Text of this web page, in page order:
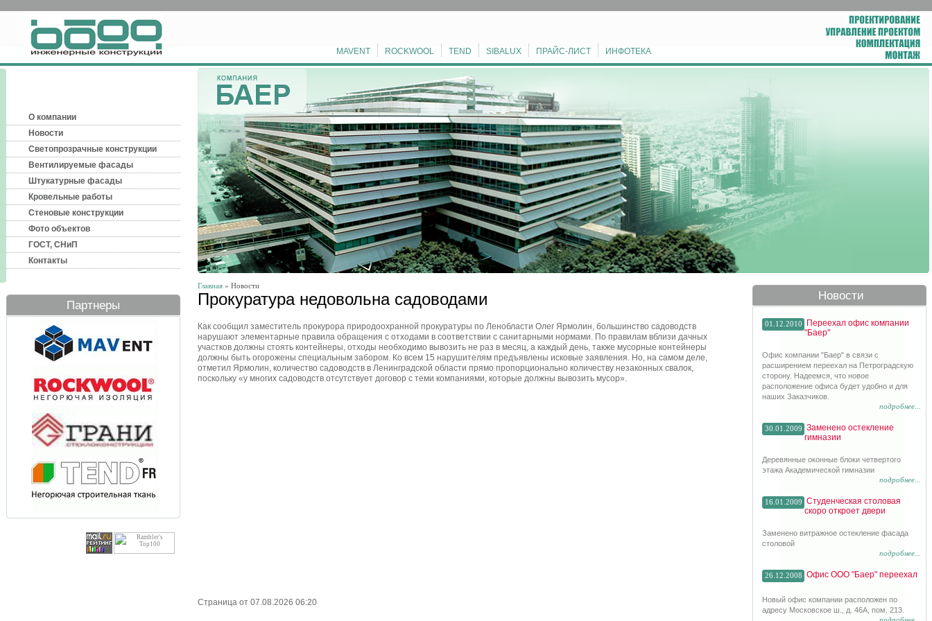
MAVENT ROCKWOOL TEND SIBALUX ПРАЙС-ЛИСТ ИНФОТЕКА
О компании
Новости
Светопрозрачные конструкции
Вентилируемые фасады
Штукатурные фасады
Кровельные работы
Стеновые конструкции
Фото объектов
ГОСТ, СНиП
Контакты
Партнеры
Главная » Новости
Прокуратура недовольна садоводами
Как сообщил заместитель прокурора природоохранной прокуратуры по Ленобласти Олег Ярмолин, большинство садоводств
нарушают элементарные правила обращения с отходами в соответствии с санитарными нормами. По правилам вблизи дачных
участков должны стоять контейнеры, отходы необходимо вывозить не раз в месяц, а каждый день, также мусорные контейнеры
должны быть огорожены специальным забором. Ко всем 15 нарушителям предъявлены исковые заявления. Но, на самом деле,
отметил Ярмолин, количество садоводств в Ленинградской области прямо пропорционально количеству незаконных свалок,
поскольку «у многих садоводств отсутствует договор с теми компаниями, которые должны вывозить мусор».
Страница от 07.08.2026 06:20
Новости
01.12.2010
Переехал офис компании
"Баер"
Офис компании "Баер" в связи с
расширением переехал на Петроградскую
сторону. Надеемся, что новое
расположение офиса будет удобно и для
наших Заказчиков.
подробнее...
30.01.2009 Заменено остекление
гимназии
Деревянные оконные блоки четвертого
этажа Академической гимназии
подробнее...
16.01.2009 Студенческая столовая
скоро откроет двери
Заменено витражное остекление фасада
столовой
подробнее...
26.12.2008 Офис ООО "Баер" переехал
Новый офис компании расположен по
адресу Московское ш., д. 46А, пом. 213.